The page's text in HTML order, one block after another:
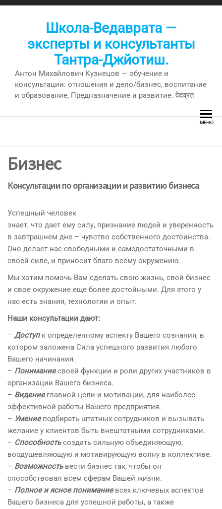
Перейти
Школа-Ведаврата —
эксперты и консультанты
Тантра-Джйотиш.
Антон Михайлович Кузнецов — обучение и
консультации: отношения и дело/бизнес, воспитание
и образование, Предназначение и развитие. वेदव्रत
МЕНЮ
Бизнес
Консультации по организации и развитию бизнеса
Успешный человек
знает, что дает ему силу, признание людей и уверенность
в завтрашнем дне – чувство собственного достоинства.
Оно делает нас свободными и самодостаточными в
своей силе, и приносит благо всему окружению.
Мы хотим помочь Вам сделать свою жизнь, свой бизнес
и свое окружение еще более достойными. Для этого у
нас есть знания, технологии и опыт.
Наши консультации дают:
– Доступк определенному аспекту Вашего сознания, в
котором заложена Сила успешного развития любого
Вашего начинания.
– Понимание своей функции и роли других участников в
организации Вашего бизнеса.
– Видениеглавной цели и мотивации, для наиболее
эффективной работы Вашего предприятия.
– Умениеподбирать штатных сотрудников и вызывать
желание у клиентов быть внештатными сотрудниками.
– Способностьсоздать сильную объединяющую,
воодушевляющую и мотивирующую волну в коллективе.
– Возможностьвести бизнес так, чтобы он
способствовал всем сферам Вашей жизни.
– Полное и ясное пониманиевсех ключевых аспектов
Вашего бизнеса для успешной работы, а также